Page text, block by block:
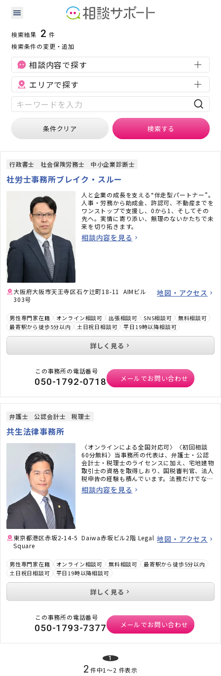
富山県の補助金・助成金に強い専門家の検索結果
補助金・助成金
検索結果 2 件
検索条件の変更・追加
相談内容で探す
エリアで探す
条件クリア 検索する
行政書士 社会保険労務士 中小企業診断士
社労士事務所ブレイク・スルー
人と企業の成長を支える“伴走型パートナー”。
人事・労務から助成金、許認可、不動産までを
ワンストップで支援し、0から1、そしてその
先へ。実情に寄り添い、無理のないかたちで未
来を切り拓きます。
相談内容を見る
大阪府大阪市天王寺区石ケ辻町18-11 AIMビル
303号
地図・アクセス
男性専門家在籍 オンライン相談可 出張相談可 SNS相談可
無料相談可
最寄駅から徒歩5分以内
土日祝日相談可 平日19時以降相談可
詳しく見る
この事務所の電話番号
050-1792-0718 メールでお問い合わせ
弁護士 公認会計士 税理士
共生法律事務所
〈オンラインによる全国対応可〉〈初回相談
60分無料〉当事務所の代表は、弁護士・公認
会計士・税理士のライセンスに加え、宅地建物
取引士の資格を取得しおり、国税審判官、法人
税申告の経験も積んでいます。法務だけでな
く、税務のことまで考えた包括的なサポートを
ご提供いたします。不動産・相続でお困りの
相談内容を見る
東京都港区赤坂2-14-5 Daiwa赤坂ビル2階 Legal
Square
地図・アクセス
男性専門家在籍 オンライン相談可 無料相談可
最寄駅から徒歩5分以内
土日祝日相談可
平日19時以降相談可
詳しく見る
この事務所の電話番号
050-1793-7377 メールでお問い合わせ
1
2 件中1〜2 件表示